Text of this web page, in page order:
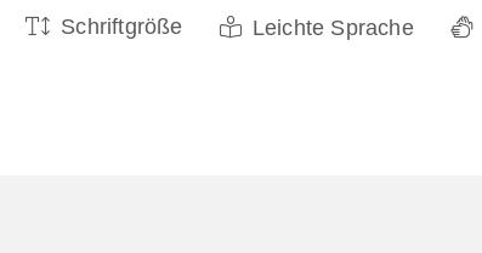
Schriftgröße Leichte Sprache